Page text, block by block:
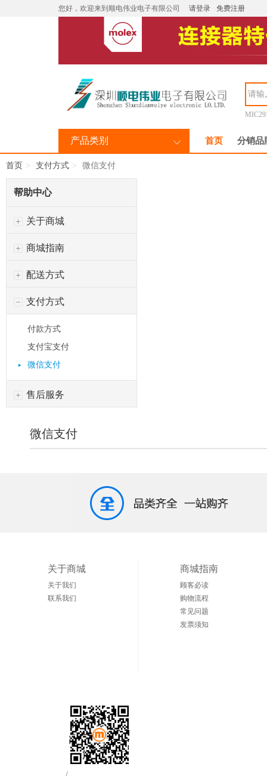
您好，欢迎来到顺电伟业电子有限公司 请登录 免费注册
产品类别 首页 分销品
首页 支付方式 微信支付
帮助中心
关于商城
商城指南
配送方式
支付方式
付款方式
支付宝支付
微信支付
售后服务
微信支付
关于商城
关于我们
联系我们
商城指南
顾客必读
购物流程
常见问题
发票须知